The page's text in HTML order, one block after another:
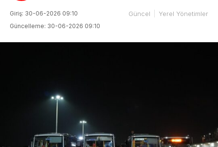
Giriş: 30-06-2026 09:10
Güncelleme: 30-06-2026 09:10
Güncel Yerel Yönetimler